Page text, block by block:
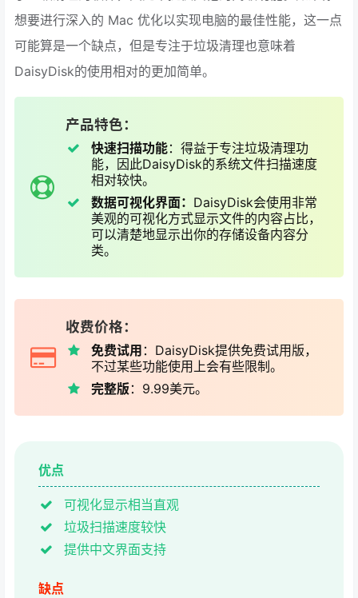
想要进行深入的 Mac 优化以实现电脑的最佳性能，这一点
可能算是一个缺点，但是专注于垃圾清理也意味着
DaisyDisk的使用相对的更加简单。
产品特色：
快速扫描功能：得益于专注垃圾清理功
能，因此DaisyDisk的系统文件扫描速度
相对较快。
数据可视化界面： DaisyDisk会使用非常
美观的可视化方式显示文件的内容占比，
可以清楚地显示出你的存储设备内容分
类。
收费价格：
免费试用 ：DaisyDisk提供免费试用版，
不过某些功能使用上会有些限制。
完整版：9.99美元。
优点
可视化显示相当直观
垃圾扫描速度较快
提供中文界面支持
缺点